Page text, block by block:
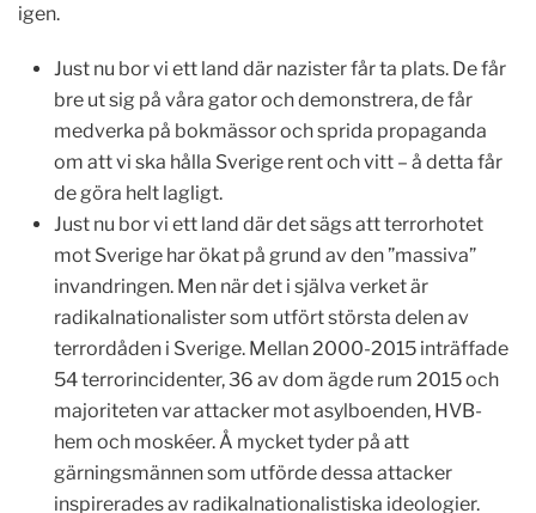
igen.
Just nu bor vi ett land där nazister får ta plats. De får
bre ut sig på våra gator och demonstrera, de får
medverka på bokmässor och sprida propaganda
om att vi ska hålla Sverige rent och vitt – å detta får
de göra helt lagligt.
Just nu bor vi ett land där det sägs att terrorhotet
mot Sverige har ökat på grund av den ”massiva”
invandringen. Men när det i själva verket är
radikalnationalister som utfört största delen av
terrordåden i Sverige. Mellan 2000-2015 inträffade
54 terrorincidenter, 36 av dom ägde rum 2015 och
majoriteten var attacker mot asylboenden, HVB-
hem och moskéer. Å mycket tyder på att
gärningsmännen som utförde dessa attacker
inspirerades av radikalnationalistiska ideologier.